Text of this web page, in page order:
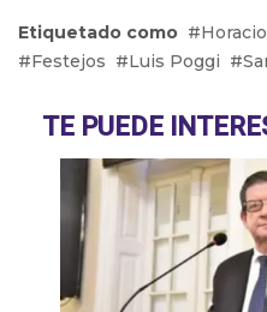
los dichos de Milei
Adicciones: Cómo
El drama de los 9 en
al presente de Bareiro
Etiquetado como
Festejos
Luis Poggi
TE PUEDE